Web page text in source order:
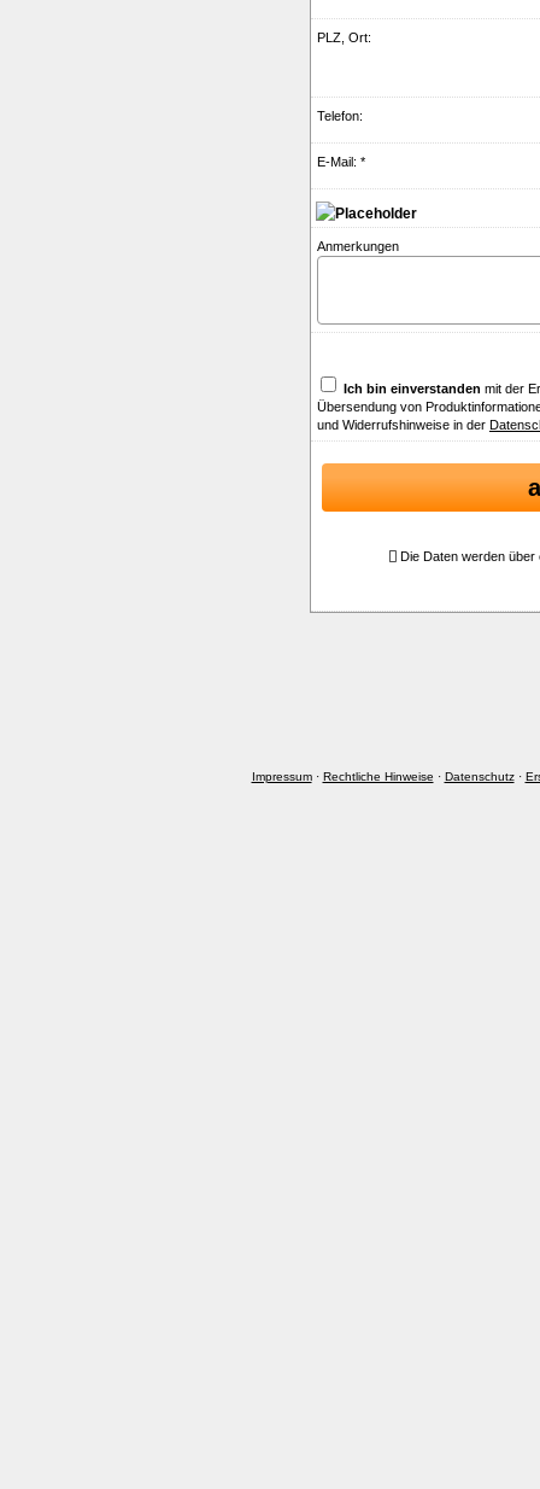
PLZ, Ort:
Telefon:
E-Mail: *
Anmerkungen
Ich bin einverstanden mit der
Übersendung von
und Widerrufshinweise in der
Die Daten werden über
Impressum· Rechtliche Hinweise · Datenschutz·